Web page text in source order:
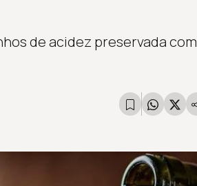
de acidez preservada com